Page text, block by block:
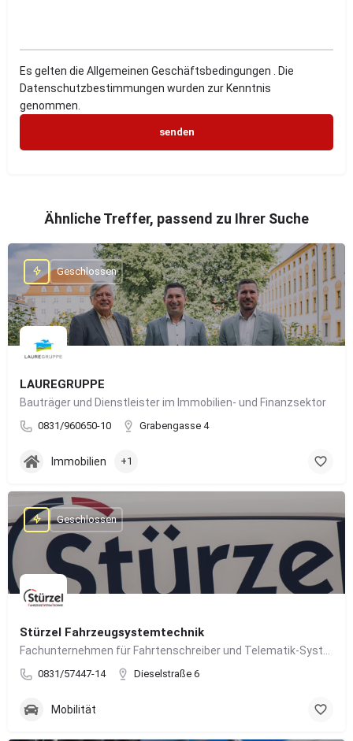
Es gelten die Allgemeinen Geschäftsbedingungen . Die
Datenschutzbestimmungen wurden zur Kenntnis
genommen.
Ähnliche Treffer, passend zu Ihrer Suche
LAUREGRUPPE
Bauträger und Dienstleister im Immobilien- und Finanzsektor
0831/960650-10 Grabengasse 4
Geschlossen
Immobilien +1
Stürzel Fahrzeugsystemtechnik
0831/57447-14 Dieselstraße 6
Geschlossen
Mobilität